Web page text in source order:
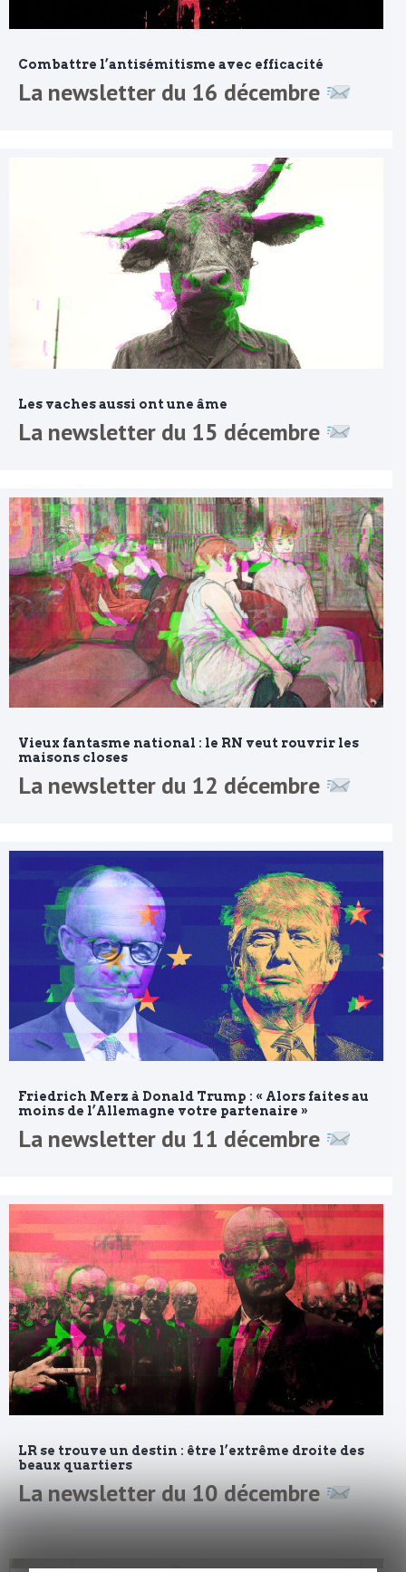
Combattre l’antisémitisme avec efficacité
La newsletter du 16 décembre
Les vaches aussi ont une âme
La newsletter du 15 décembre
Vieux fantasme national : le RN veut rouvrir les
maisons closes
La newsletter du 12 décembre
Friedrich Merz à Donald Trump : « Alors faites au
moins de l’Allemagne votre partenaire »
La newsletter du 11 décembre
LR se trouve un destin : être l’extrême droite des
beaux quartiers
La newsletter du 10 décembre